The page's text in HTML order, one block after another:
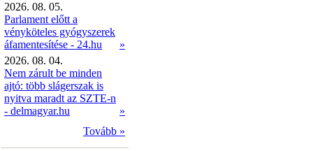
2026. 08. 05.
Parlament előtt a
vényköteles gyógyszerek
áfamentesítése - 24.hu
»
2026. 08. 04.
Nem zárult be minden
ajtó: több slágerszak is
nyitva maradt az SZTE-n
- delmagyar.hu
»
Tovább »